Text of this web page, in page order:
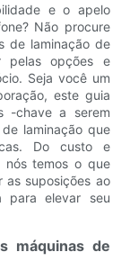
e o apelo
Não procure
de laminação de
pelas opções e
Seja você um
este guia
-chave a serem
laminação que
Do custo e
nós temos o que
as suposições ao
para elevar seu
máquinas de